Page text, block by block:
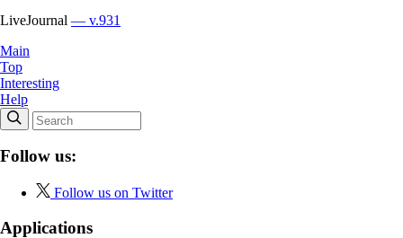
LiveJournal — v.931
Main
Top
Interesting
Help
Follow us:
Follow us on Twitter
Applications